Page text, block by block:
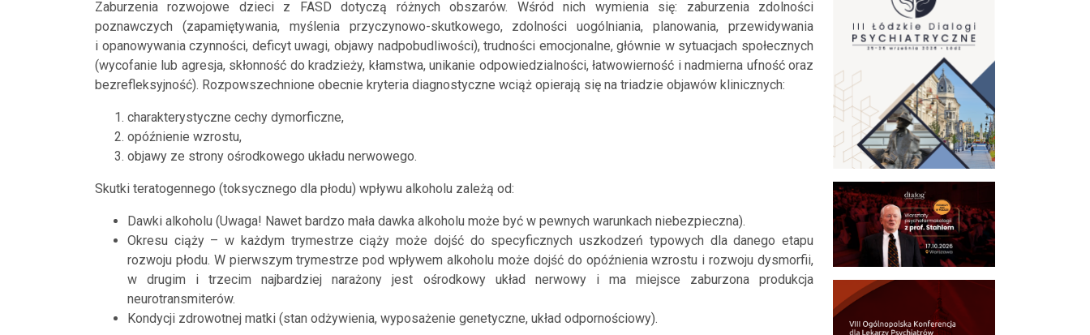
Zaburzenia rozwojowe dzieci z FASD dotyczą różnych obszarów. Wśród nich wymienia się: zaburzenia zdolności
poznawczych (zapamiętywania, myślenia przyczynowo-skutkowego, zdolności uogólniania, planowania, przewidywania
i opanowywania czynności, deficyt uwagi, objawy nadpobudliwości), trudności emocjonalne, głównie w sytuacjach społecznych
(wycofanie lub agresja, skłonność do kradzieży, kłamstwa, unikanie odpowiedzialności, łatwowierność i nadmierna ufność oraz
bezrefleksyjność). Rozpowszechnione obecnie kryteria diagnostyczne wciąż opierają się na triadzie objawów klinicznych:
charakterystyczne cechy dymorficzne,
opóźnienie wzrostu,
objawy ze strony ośrodkowego układu nerwowego.
Skutki teratogennego (toksycznego dla płodu) wpływu alkoholu zależą od:
Dawki alkoholu (Uwaga! Nawet bardzo mała dawka alkoholu może być w pewnych warunkach niebezpieczna).
Okresu ciąży – w każdym trymestrze ciąży może dojść do specyficznych uszkodzeń typowych dla danego etapu
rozwoju płodu. W pierwszym trymestrze pod wpływem alkoholu może dojść do opóźnienia wzrostu i rozwoju dysmorfii,
w drugim i trzecim najbardziej narażony jest ośrodkowy układ nerwowy i ma miejsce zaburzona produkcja
neurotransmiterów.
Kondycji zdrowotnej matki (stan odżywienia, wyposażenie genetyczne, układ odpornościowy).